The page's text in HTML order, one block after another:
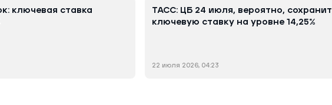
ключевая ставка
ТАСС: ЦБ 24 июля, вероятно, сохранит
ключевую ставку на уровне 14,25%
22 июля 2026, 04:23